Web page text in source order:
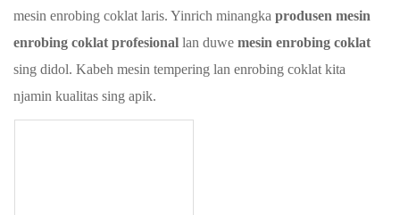
mesin enrobing coklat laris. Yinrich minangka produsen mesin
enrobing coklat profesional lan duwe mesin enrobing coklat
sing didol. Kabeh mesin tempering lan enrobing coklat kita
njamin kualitas sing apik.